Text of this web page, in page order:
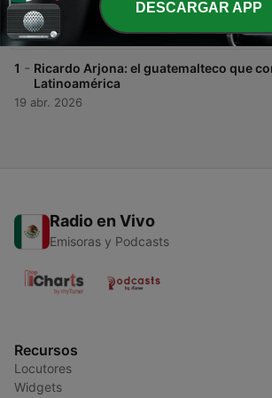
Latinoamérica (Parte 2)
20 abr. 2026
1 - Ricardo Arjona: el guatemalteco que
Latinoamérica
19 abr. 2026
Radio en Vivo
Emisoras y Podcasts
Recursos
Locutores
Widgets
DESCARGAR APP